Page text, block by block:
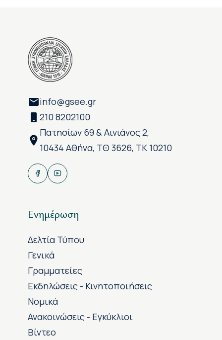
info@gsee.gr
210 8202100
Πατησίων 69 & Αινιάνος 2,
10434 Αθήνα, ΤΘ 3626, ΤΚ 10210
Ενημέρωση
Δελτία Τύπου
Γενικά
Γραμματείες
Εκδηλώσεις - Κινητοποιήσεις
Νομικά
Ανακοινώσεις - Εγκύκλιοι
Βίντεο